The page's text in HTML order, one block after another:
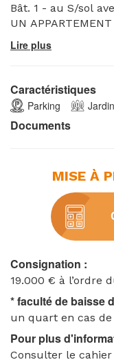
Bât. 1 - au S/sol
UN APPARTEMENT de 64,31 m2 compr. :
chbres dont 1 avec dressing - UN JARDIN en
anglaise - UN
Caractéristiques
Parking Jardin
Documents
MISE À
Consignation :
19.000 € à l’ordre
* faculté de baisse
un quart en cas de
Pour plus
Consulter le